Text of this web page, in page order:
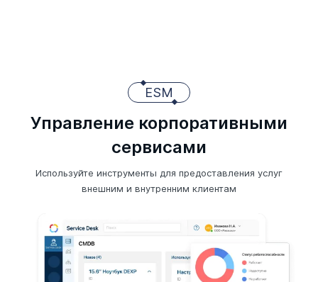
ESM
Управление корпоративными
сервисами
Используйте инструменты для предоставления услуг
внешним и внутренним клиентам